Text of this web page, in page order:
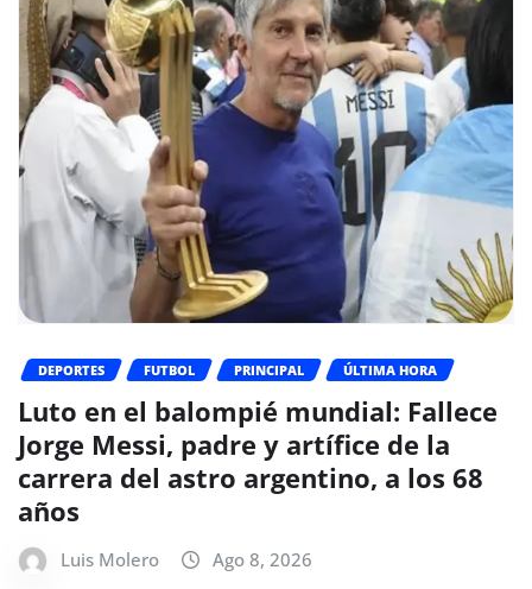
DEPORTES FUTBOL PRINCIPAL ÚLTIMA HORA
Luto en el balompié mundial: Fallece
Jorge Messi, padre y artífice de la
carrera del astro argentino, a los 68
años
Luis Molero Ago 8, 2026